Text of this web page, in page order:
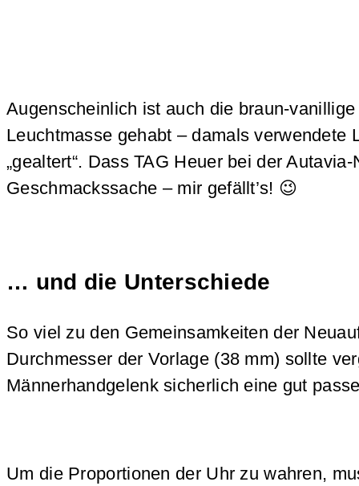
Augenscheinlich ist auch die braun-
Leuchtmasse gehabt – damals
„gealtert“. Dass TAG Heuer bei der
Geschmackssache – mir gefällt’s! 😉
… und die Unterschiede
So viel zu den Gemeinsamkeiten der
Durchmesser der Vorlage (38 mm) sollte
Männerhandgelenk sicherlich eine gut
Um die Proportionen der Uhr zu wahren,